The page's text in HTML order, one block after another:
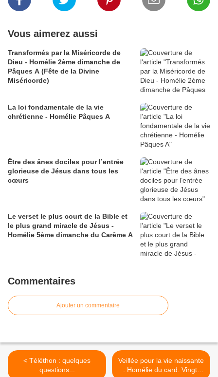
Vous aimerez aussi
Transformés par la Miséricorde de
Dieu - Homélie 2ème dimanche de
Pâques A (Fête de la Divine
Miséricorde)
La loi fondamentale de la vie
chrétienne - Homélie Pâques A
Être des ânes dociles pour l’entrée
glorieuse de Jésus dans tous les
cœurs
Le verset le plus court de la Bible et
le plus grand miracle de Jésus -
Homélie 5ème dimanche du Carême A
Commentaires
Ajouter un commentaire
< Téléthon : quelques
questions...
Veillée pour la vie naissante
: Homélie du card. Vingt-